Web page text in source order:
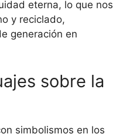
eterna, lo que nos
y reciclado,
generación en
sobre la
simbolismos en los